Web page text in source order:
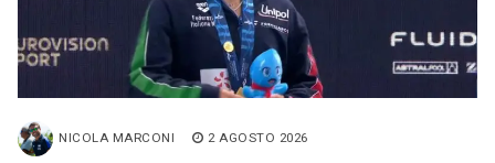
NICOLA MARCONI 2 AGOSTO 2026